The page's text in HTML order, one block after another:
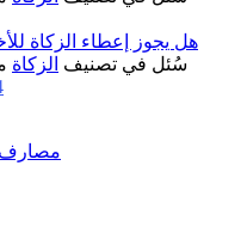
52533 - هل يجوز إعطاء الزكاة
سُئل في تصنيف الزكاة
مصارف-